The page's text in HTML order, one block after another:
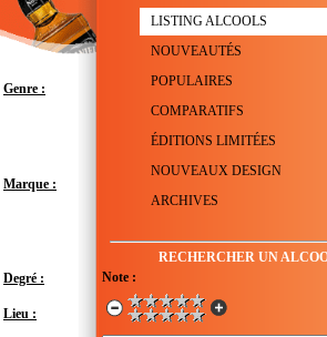
LISTING ALCOOLS
NOUVEAUTÉS
POPULAIRES
COMPARATIFS
ÉDITIONS LIMITÉES
NOUVEAUX DESIGN
ARCHIVES
RECHERCHER UN
Note :
Genre : Whiskey
Marque :
Degré :
Lieu : États-Unis - Tennessee - Lynchburg